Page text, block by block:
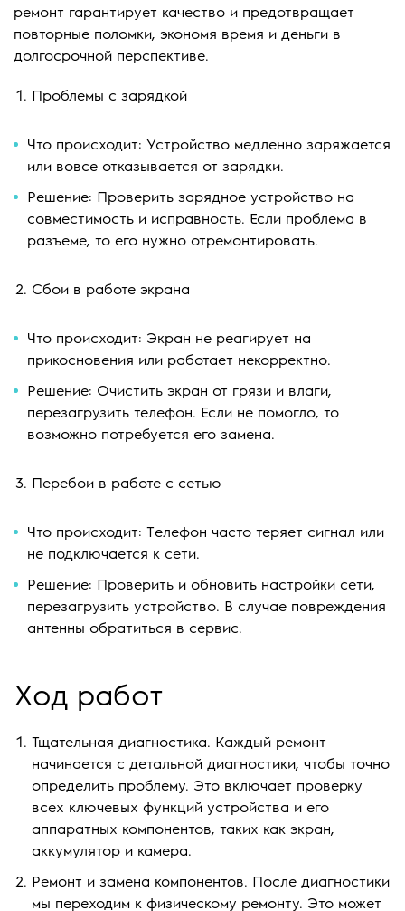
ремонт гарантирует качество и предотвращает
повторные поломки, экономя время и деньги в
долгосрочной перспективе.
Проблемы с зарядкой
Что происходит: Устройство медленно заряжается
или вовсе отказывается от зарядки.
Решение: Проверить зарядное устройство на
совместимость и исправность. Если проблема в
разъеме, то его нужно отремонтировать.
Сбои в работе экрана
Что происходит: Экран не реагирует на
прикосновения или работает некорректно.
Решение: Очистить экран от грязи и влаги,
перезагрузить телефон. Если не помогло, то
возможно потребуется его замена.
Перебои в работе с сетью
Что происходит: Телефон часто теряет сигнал или
не подключается к сети.
Решение: Проверить и обновить настройки сети,
перезагрузить устройство. В случае повреждения
антенны обратиться в сервис.
Ход работ
Тщательная диагностика. Каждый ремонт
начинается с детальной диагностики, чтобы точно
определить проблему. Это включает проверку
всех ключевых функций устройства и его
аппаратных компонентов, таких как экран,
аккумулятор и камера.
Ремонт и замена компонентов. После диагностики
мы переходим к физическому ремонту. Это может